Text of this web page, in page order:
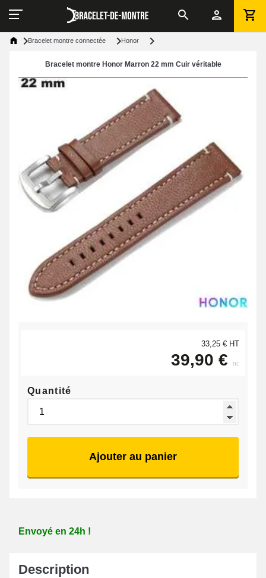
Bracelet montre connectée Honor
Bracelet montre Honor Marron 22 mm Cuir véritable
33,25 € HT
39,90 € ttc
Quantité
Ajouter au panier
Envoyé en 24h !
Description